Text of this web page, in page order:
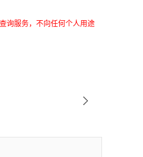
询服务，不向任何个人用途